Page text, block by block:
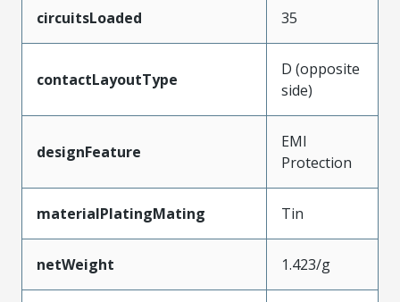
circuitsLoaded 35
contactLayoutType
D (opposite
side)
designFeature
EMI
Protection
materialPlatingMating Tin
netWeight 1.423/g